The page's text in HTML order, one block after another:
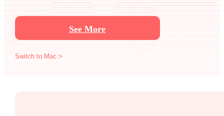
See More
Switch to Mac >